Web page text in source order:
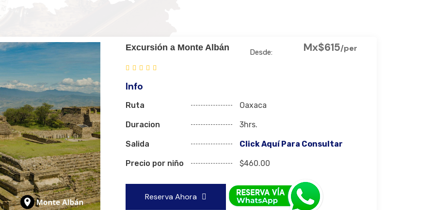
Excursión a Monte Albán Desde: Mx$615/per
Info
Ruta Oaxaca
Duracion 3hrs.
Salida Click Aquí Para Consultar
Precio por niño $460.00
Reserva Ahora